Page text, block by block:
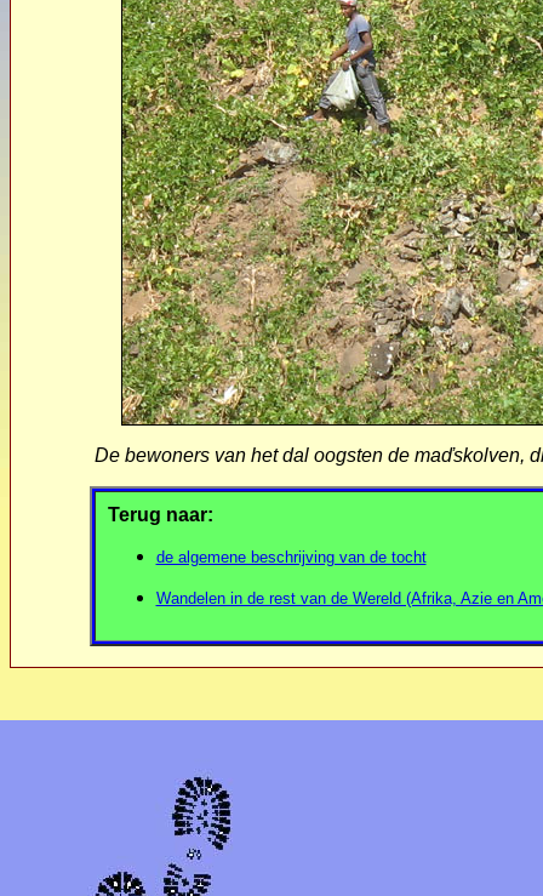
De bewoners van het dal oogsten de maďskolven,
Terug naar:
de algemene beschrijving van de tocht
Wandelen in de rest van de Wereld (Afrika, Azie en